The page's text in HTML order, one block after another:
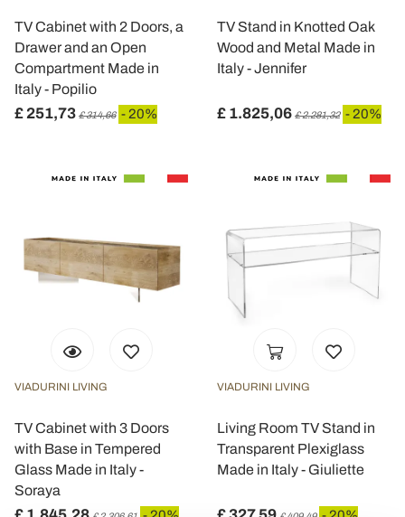
TV Cabinet with 2 Doors, a
Drawer and an Open
Compartment Made in
Italy - Popilio
£ 251,73 £ 314,66 - 20%
TV Stand in Knotted Oak
Wood and Metal Made in
Italy - Jennifer
£ 1.825,06 £ 2.281,32 - 20%
VIADURINI LIVING
TV Cabinet with 3 Doors
with Base in Tempered
Glass Made in Italy -
Soraya
VIADURINI LIVING
Living Room TV Stand in
Transparent Plexiglass
Made in Italy - Giuliette